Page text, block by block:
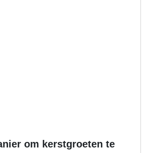
om kerstgroeten te